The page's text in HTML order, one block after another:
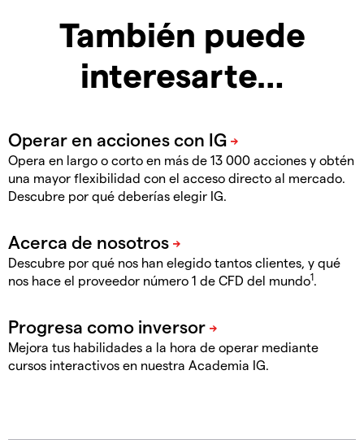
También puede
interesarte…
Opera en largo o corto en más de 13 000 acciones y obtén
una mayor flexibilidad con el acceso directo al mercado.
Descubre por qué deberías elegir IG.
Descubre por qué nos han elegido tantos clientes, y qué
nos hace el proveedor número 1 de CFD del mundo1.
Mejora tus habilidades a la hora de operar mediante
cursos interactivos en nuestra Academia IG.